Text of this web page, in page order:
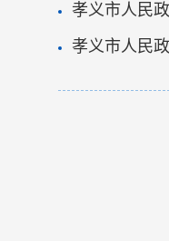
孝义市人民
孝义市人民